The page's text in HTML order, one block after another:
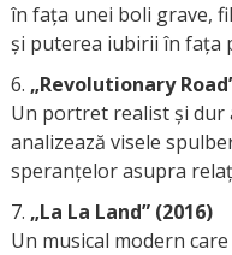
în fața unei boli grave,
și puterea iubirii în fața
„Revolutionary
Un portret realist și dur
analizează visele
speranțelor asupra
„La La Land” (2016)
Un musical modern